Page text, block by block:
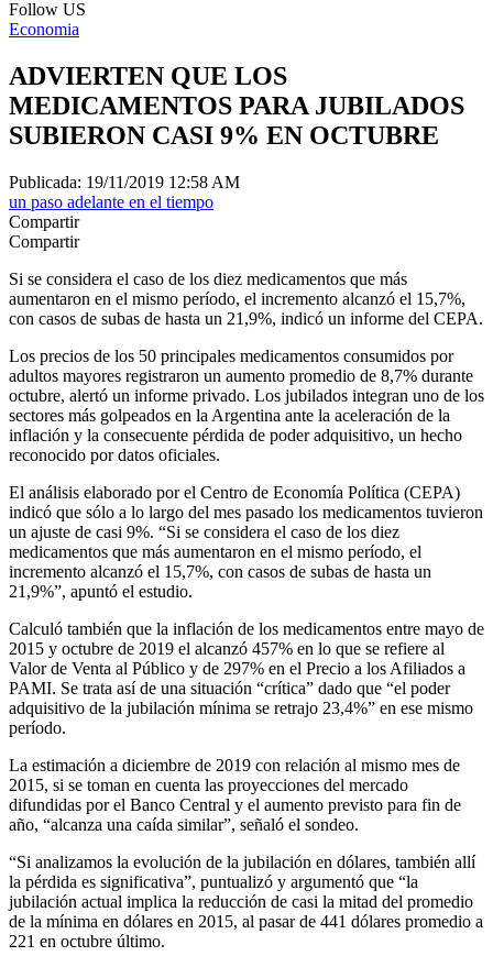
Follow US
Economia
ADVIERTEN QUE LOS
MEDICAMENTOS PARA JUBILADOS
SUBIERON CASI 9% EN OCTUBRE
Publicada: 19/11/2019 12:58 AM
un paso adelante en el tiempo
Compartir
Compartir
Si se considera el caso de los diez medicamentos que más
aumentaron en el mismo período, el incremento alcanzó el 15,7%,
con casos de subas de hasta un 21,9%, indicó un informe del CEPA.
Los precios de los 50 principales medicamentos consumidos por
adultos mayores registraron un aumento promedio de 8,7% durante
octubre, alertó un informe privado. Los jubilados integran uno de los
sectores más golpeados en la Argentina ante la aceleración de la
inflación y la consecuente pérdida de poder adquisitivo, un hecho
reconocido por datos oficiales.
El análisis elaborado por el Centro de Economía Política (CEPA)
indicó que sólo a lo largo del mes pasado los medicamentos tuvieron
un ajuste de casi 9%. “Si se considera el caso de los diez
medicamentos que más aumentaron en el mismo período, el
incremento alcanzó el 15,7%, con casos de subas de hasta un
21,9%”, apuntó el estudio.
Calculó también que la inflación de los medicamentos entre mayo de
2015 y octubre de 2019 el alcanzó 457% en lo que se refiere al
Valor de Venta al Público y de 297% en el Precio a los Afiliados a
PAMI. Se trata así de una situación “crítica” dado que “el poder
adquisitivo de la jubilación mínima se retrajo 23,4%” en ese mismo
período.
La estimación a diciembre de 2019 con relación al mismo mes de
2015, si se toman en cuenta las proyecciones del mercado
difundidas por el Banco Central y el aumento previsto para fin de
año, “alcanza una caída similar”, señaló el sondeo.
“Si analizamos la evolución de la jubilación en dólares, también allí
la pérdida es significativa”, puntualizó y argumentó que “la
jubilación actual implica la reducción de casi la mitad del promedio
de la mínima en dólares en 2015, al pasar de 441 dólares promedio a
221 en octubre último.